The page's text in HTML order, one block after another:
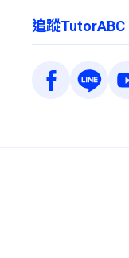
追蹤TutorABC